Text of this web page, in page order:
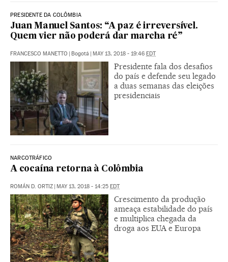
PRESIDENTE DA COLÔMBIA
Juan Manuel Santos: “A paz é irreversível.
Quem vier não poderá dar marcha ré”
FRANCESCO MANETTO | Bogotá | MAY 13, 2018 - 19:46 EDT
Presidente fala dos desafios
do país e defende seu legado
a duas semanas das eleições
presidenciais
NARCOTRÁFICO
A cocaína retorna à Colômbia
ROMÁN D. ORTIZ | MAY 13, 2018 - 14:25 EDT
Crescimento da produção
ameaça estabilidade do país
e multiplica chegada da
droga aos EUA e Europa